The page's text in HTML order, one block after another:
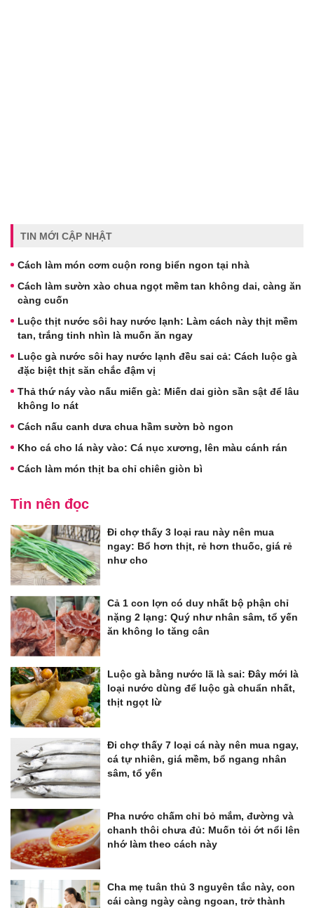
TIN MỚI CẬP NHẬT
Cách làm món cơm cuộn rong biển ngon tại nhà
Cách làm sườn xào chua ngọt mềm tan không dai, càng ăn
càng cuốn
Luộc thịt nước sôi hay nước lạnh: Làm cách này thịt mềm
tan, trắng tinh nhìn là muốn ăn ngay
Luộc gà nước sôi hay nước lạnh đều sai cả: Cách luộc gà
đặc biệt thịt săn chắc đậm vị
Thả thứ náy vào nấu miến gà: Miến dai giòn sần sật để lâu
không lo nát
Cách nấu canh dưa chua hầm sườn bò ngon
Kho cá cho lá này vào: Cá nục xương, lên màu cánh rán
Cách làm món thịt ba chỉ chiên giòn bì
Tin nên đọc
Đi chợ thấy 3 loại rau này nên mua
ngay: Bổ hơn thịt, rẻ hơn thuốc, giá rẻ
như cho
Cả 1 con lợn có duy nhất bộ phận chỉ
nặng 2 lạng: Quý như nhân sâm, tổ yến
ăn không lo tăng cân
Luộc gà bằng nước lã là sai: Đây mới là
loại nước dùng để luộc gà chuẩn nhất,
thịt ngọt lừ
Đi chợ thấy 7 loại cá này nên mua ngay,
cá tự nhiên, giá mềm, bổ ngang nhân
sâm, tổ yến
Pha nước chấm chỉ bỏ mắm, đường và
chanh thôi chưa đủ: Muốn tỏi ớt nổi lên
nhớ làm theo cách này
Cha mẹ tuân thủ 3 nguyên tắc này, con
cái càng ngày càng ngoan, trở thành